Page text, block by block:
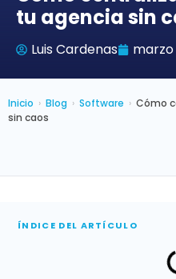
tu agencia sin
Luis Cardenas marzo
Inicio › Blog › Software › Cómo
sin caos
ÍNDICE DEL ARTÍCULO